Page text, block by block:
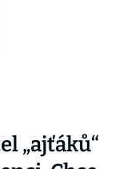
„ajťáků“